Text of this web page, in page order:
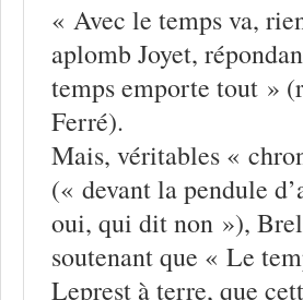
« Avec le temps va,
aplomb Joyet,
temps emporte tout »
Ferré).
Mais, véritables «
(« devant la pendule
oui, qui dit non »),
soutenant que « Le
Leprest à terre, que